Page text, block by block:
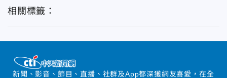
相關標籤：
新聞、影音、節目、直播、社群及App都深獲網友喜愛，在全